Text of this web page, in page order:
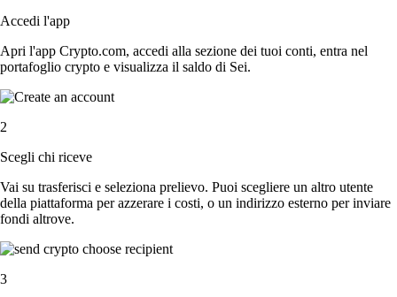
Accedi l'app
Apri l'app Crypto.com, accedi alla sezione dei tuoi conti, entra nel
portafoglio crypto e visualizza il saldo di Sei.
2
Scegli chi riceve
Vai su trasferisci e seleziona prelievo. Puoi scegliere un altro utente
della piattaforma per azzerare i costi, o un indirizzo esterno per inviare
fondi altrove.
3